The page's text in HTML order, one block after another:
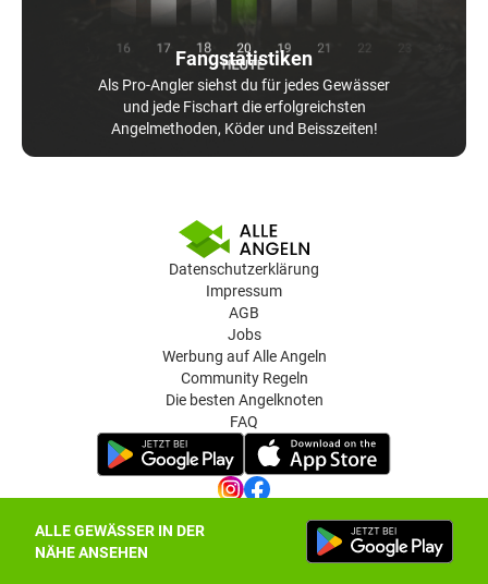
ALLE GEWÄSSER IN DER
NÄHE ANSEHEN
Fangstatistiken
Als Pro-Angler siehst du für jedes Gewässer
und jede Fischart die erfolgreichsten
Angelmethoden, Köder und Beisszeiten!
Datenschutzerklärung
Impressum
AGB
Jobs
Werbung auf Alle Angeln
Community Regeln
Die besten Angelknoten
FAQ
Datenschutz-Einstellungen